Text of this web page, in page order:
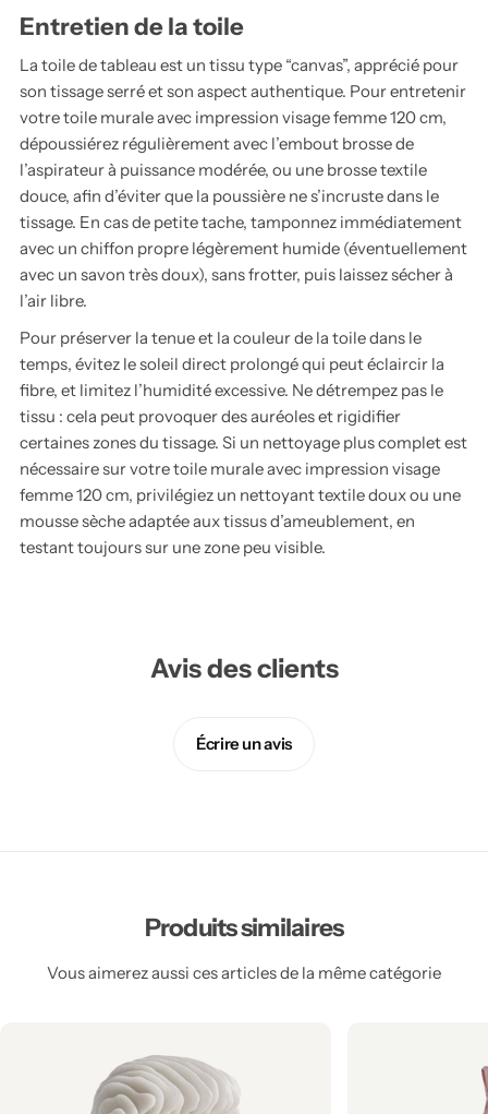
Entretien de la toile
La toile de tableau est un tissu type “canvas”, apprécié pour
son tissage serré et son aspect authentique. Pour entretenir
votre toile murale avec impression visage femme 120 cm,
dépoussiérez régulièrement avec l’embout brosse de
l’aspirateur à puissance modérée, ou une brosse textile
douce, afin d’éviter que la poussière ne s’incruste dans le
tissage. En cas de petite tache, tamponnez immédiatement
avec un chiffon propre légèrement humide (éventuellement
avec un savon très doux), sans frotter, puis laissez sécher à
l’air libre.
Pour préserver la tenue et la couleur de la toile dans le
temps, évitez le soleil direct prolongé qui peut éclaircir la
fibre, et limitez l’humidité excessive. Ne détrempez pas le
tissu : cela peut provoquer des auréoles et rigidifier
certaines zones du tissage. Si un nettoyage plus complet est
nécessaire sur votre toile murale avec impression visage
femme 120 cm, privilégiez un nettoyant textile doux ou une
mousse sèche adaptée aux tissus d’ameublement, en
testant toujours sur une zone peu visible.
Avis des clients
Écrire un avis
Produits similaires
Vous aimerez aussi ces articles de la même catégorie